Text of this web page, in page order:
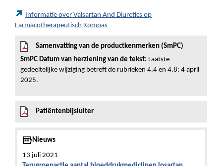
Informatie over Valsartan And Diuretics op
Farmacotherapeutisch Kompas
Samenvatting van de productkenmerken (SmPC)
SmPC Datum van herziening van de tekst: Laatste
gedeeltelijke wijziging betreft de rubrieken 4.4 en 4.8: 4 april
2025.
Patiëntenbijsluiter
Nieuws
13 juli 2021